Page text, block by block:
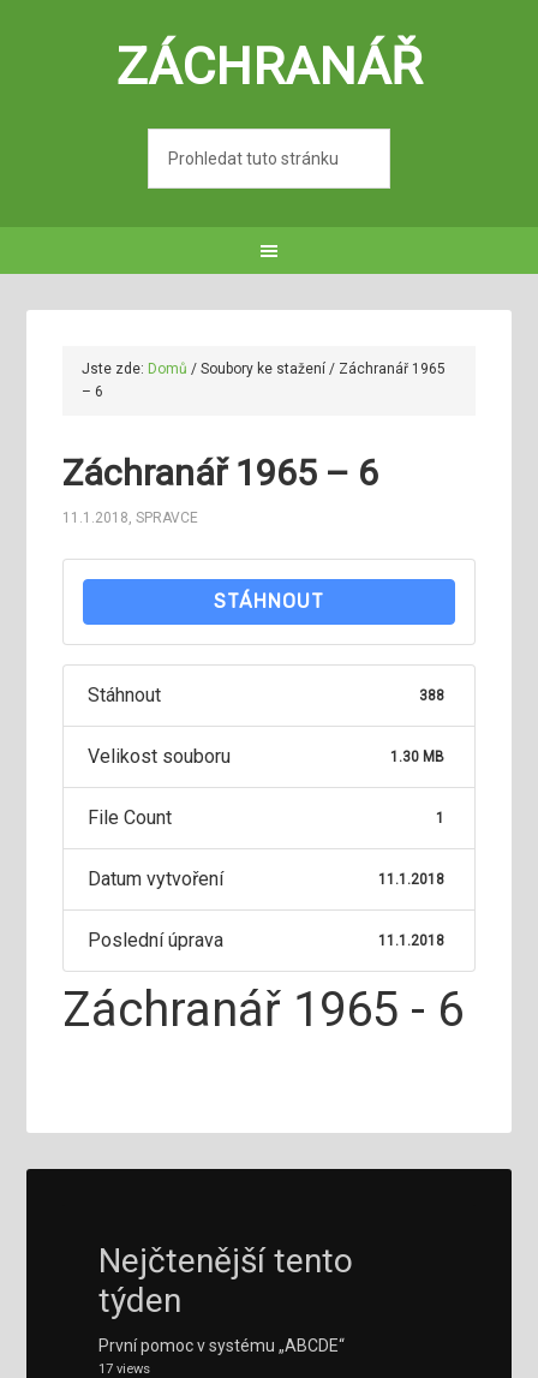
ZÁCHRANÁŘ
Jste zde: Domů / Soubory ke stažení/ Záchranář 1965
– 6
Záchranář 1965 – 6
11.1.2018,SPRAVCE
STÁHNOUT
Stáhnout 388
Velikost souboru 1.30 MB
File Count 1
Datum vytvoření 11.1.2018
Poslední úprava 11.1.2018
Záchranář 1965 - 6
Nejčtenější tento
týden
První pomoc v systému „ABCDE“
17 views